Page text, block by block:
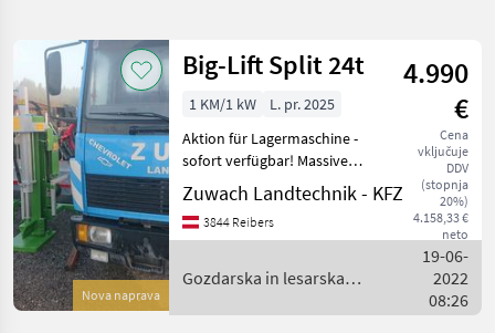
Kategorija 4 Država Filtri
TRENUTNA
POT
Gozdarska
tehnika
Gozdarska In
Lesarska
Mehanizacija
Cepilnik
Ponastavi
Prikaži 1
rezultatov
Nova naprava
Big-Lift Split 24t
4.990
€
Cena
vključuje
DDV
(stopnja
20%)
4.158,33 €
neto
1 KM/1 kW
L. pr. 2025
Aktion für Lagermaschine -
sofort verfügbar! Massive
Qualität aus Österreich!! Mit
Stammhebevorrichtung. (
Stammheber mit Aufpreis
Zuwach Landtechnik - KFZ
3844 Reibers
Gozdarska in lesarska
19-06-
2022
08:26